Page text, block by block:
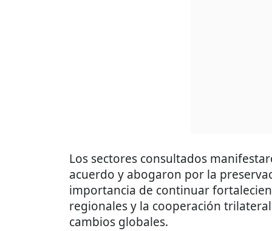
Los sectores consultados
acuerdo y abogaron por la
importancia de continuar
regionales y la cooperación
cambios globales.